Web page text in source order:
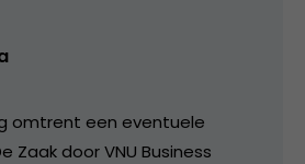
omtrent een eventuele
Zaak door VNU Business